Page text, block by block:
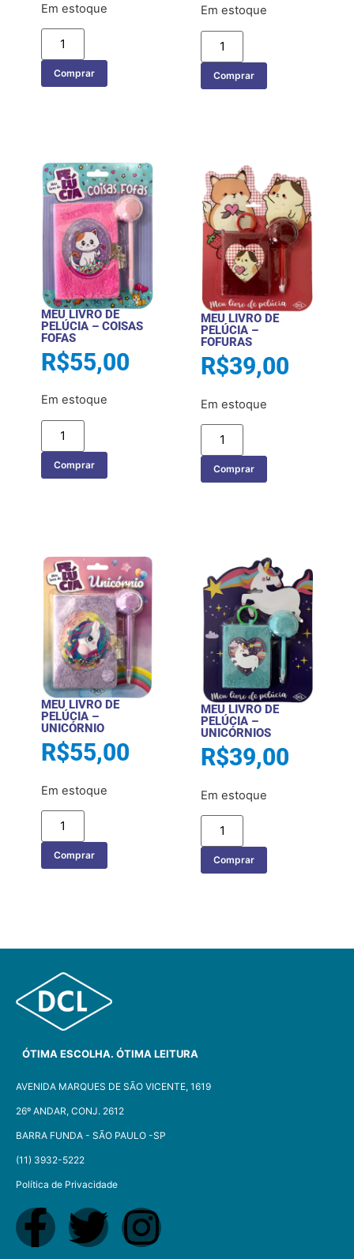
Em estoque
Comprar
Em estoque
Comprar
MEU LIVRO DE
PELÚCIA – COISAS
FOFAS
R$55,00
Em estoque
Comprar
MEU LIVRO DE
PELÚCIA –
FOFURAS
R$39,00
Em estoque
Comprar
MEU LIVRO DE
PELÚCIA –
UNICÓRNIO
R$55,00
Em estoque
Comprar
MEU LIVRO DE
PELÚCIA –
UNICÓRNIOS
R$39,00
Em estoque
Comprar
ÓTIMA ESCOLHA. ÓTIMA LEITURA
AVENIDA MARQUES DE SÃO VICENTE, 1619
26º ANDAR, CONJ. 2612
BARRA FUNDA - SÃO PAULO -SP​
(11) 3932-5222
Política de Privacidade